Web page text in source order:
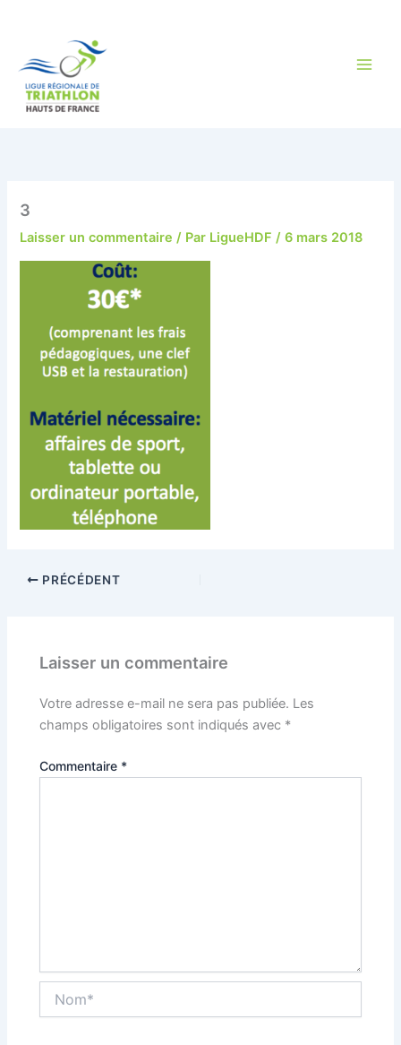
3
Laisser un commentaire / Par LigueHDF/6 mars 2018
PRÉCÉDENT
Laisser un commentaire
Votre adresse e-mail ne sera pas publiée. Les
champs obligatoires sont indiqués avec *
Commentaire *